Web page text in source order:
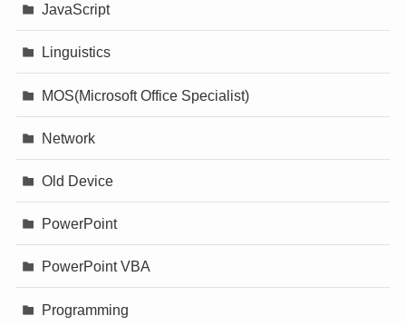
JavaScript
Linguistics
MOS(Microsoft Office Specialist)
Network
Old Device
PowerPoint
PowerPoint VBA
Programming